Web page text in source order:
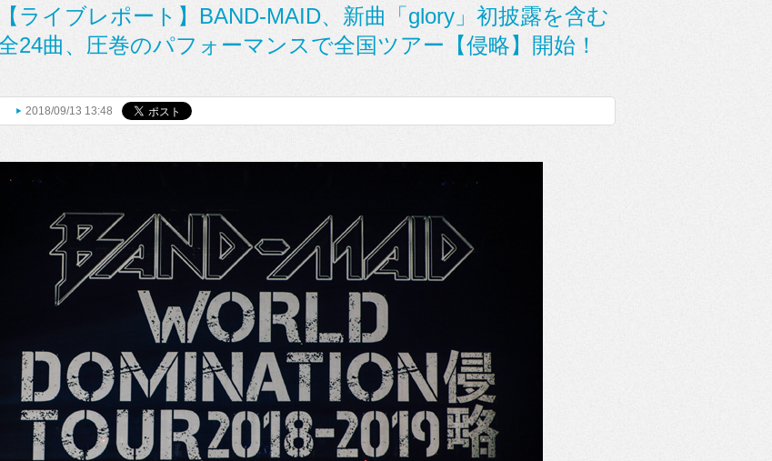
【ライブレポート】BAND-MAID、新曲「glory」初披露を含む
24曲、圧巻のパフォーマンスで全国ツアー【侵略】開始！
2018/09/13 13:48